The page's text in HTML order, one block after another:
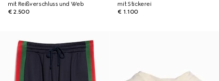
mit Reißverschluss und Web
€ 2.500
mit Stickerei
€ 1.100